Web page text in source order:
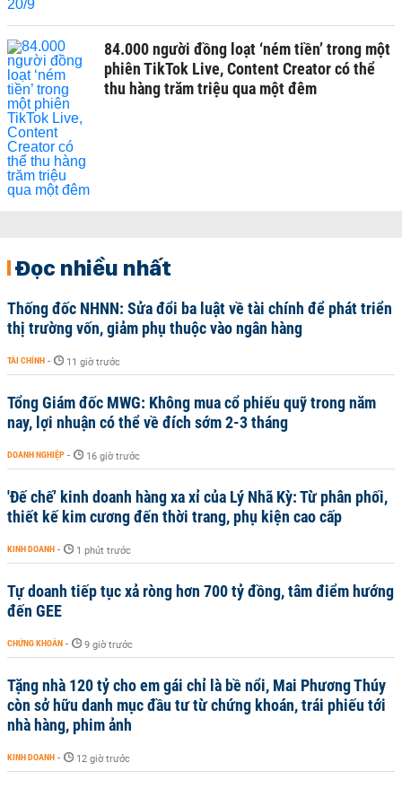
84.000 người đồng loạt ‘ném tiền’ trong một
phiên TikTok Live, Content Creator có thể
thu hàng trăm triệu qua một đêm
Đọc nhiều nhất
Thống đốc NHNN: Sửa đổi ba luật về tài chính để phát triển
thị trường vốn, giảm phụ thuộc vào ngân hàng
TÀI CHÍNH - 11 giờ trước
Tổng Giám đốc MWG: Không mua cổ phiếu quỹ trong năm
nay, lợi nhuận có thể về đích sớm 2-3 tháng
DOANH NGHIỆP - 16 giờ trước
'Đế chế’ kinh doanh hàng xa xỉ của Lý Nhã Kỳ: Từ phân phối,
thiết kế kim cương đến thời trang, phụ kiện cao cấp
KINH DOANH - 1 phút trước
Tự doanh tiếp tục xả ròng hơn 700 tỷ đồng, tâm điểm hướng
đến GEE
CHỨNG KHOÁN - 9 giờ trước
Tặng nhà 120 tỷ cho em gái chỉ là bề nổi, Mai Phương Thúy
còn sở hữu danh mục đầu tư từ chứng khoán, trái phiếu tới
nhà hàng, phim ảnh
KINH DOANH - 12 giờ trước